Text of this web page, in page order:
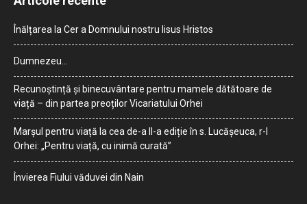
Înălțarea la Cer a Domnului nostru Iisus Hristos
Dumnezeu…
Recunoștință și binecuvântare pentru mamele dătătoare de
viață – din partea preoților Vicariatului Orhei
Marșul pentru viață la cea de-a II-a ediție în s. Lucășeuca, r-l
Orhei: „Pentru viață, cu inimă curată”
Învierea Fiului văduvei din Nain